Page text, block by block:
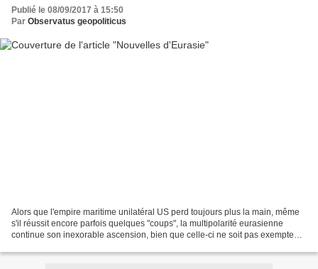
Publié le 08/09/2017 à 15:50
Par Observatus geopoliticus
Alors que l'empire maritime unilatéral US perd toujours plus la main, même
s'il réussit encore parfois quelques "coups", la multipolarité eurasienne
continue son inexorable ascension, bien que celle-ci ne soit pas exempte